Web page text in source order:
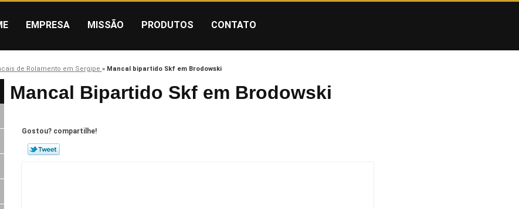
EMPRESA MISSÃO PRODUTOS CONTATO
de Rolamento em Sergipe » Mancal bipartido Skf em Brodowski
Mancal Bipartido Skf em Brodowski
Gostou? compartilhe!